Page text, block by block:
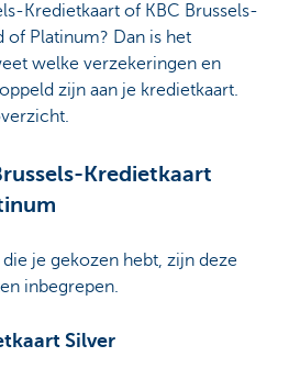
Kredietkaart of KBC Brussels-
of Platinum? Dan is het
welke verzekeringen en
zijn aan je kredietkaart.
Kredietkaart
je gekozen hebt, zijn deze
inbegrepen.
Silver